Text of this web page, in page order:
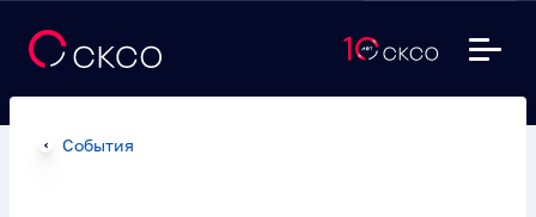
События